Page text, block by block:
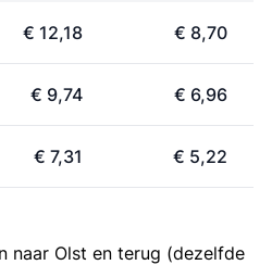
€ 12,18 € 8,70
€ 9,74 € 6,96
€ 7,31 € 5,22
naar Olst en terug (dezelfde